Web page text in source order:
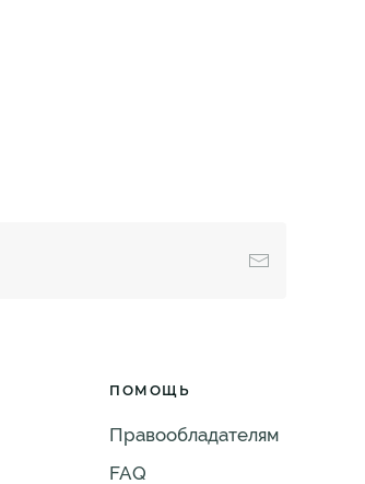
ПОМОЩЬ
Правообладателям
FAQ